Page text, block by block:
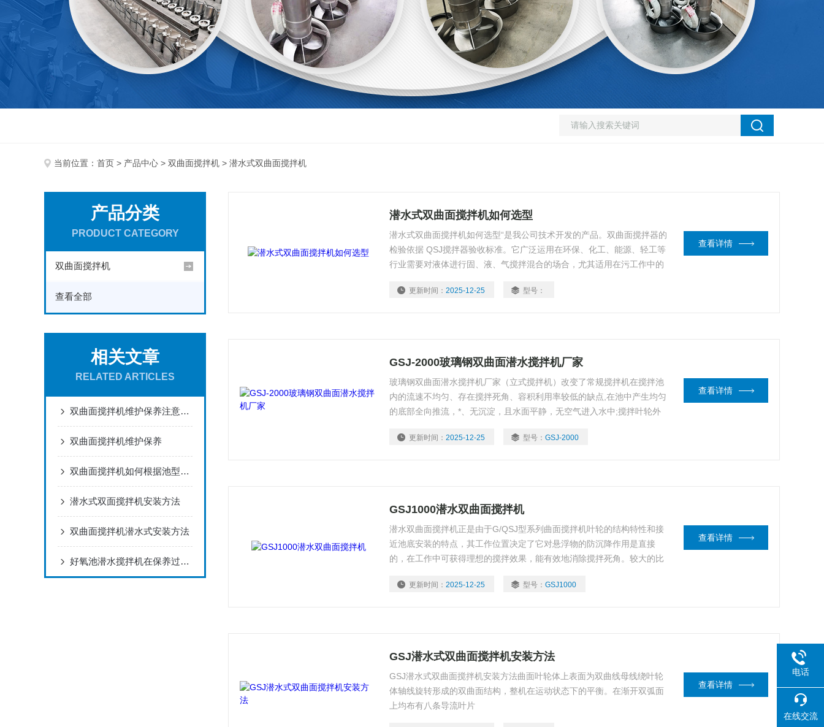
当前位置： 首页 > 产品中心 > 双曲面搅拌机 > 潜水式双曲面搅拌机
产品分类
PRODUCT CATEGORY
双曲面搅拌机
查看全部
相关文章
RELATED ARTICLES
双曲面搅拌机维护保养注意事项
双曲面搅拌机维护保养
双曲面搅拌机如何根据池型选型
潜水式双面搅拌机安装方法
双曲面搅拌机潜水式安装方法
好氧池潜水搅拌机在保养过程中我们应该注意哪几点
潜水式双曲面搅拌机如何选型
潜水式双曲面搅拌机如何选型“是我公司技术开发的产品。双曲面搅拌器的
检验依据 QSJ搅拌器验收标准。它广泛运用在环保、化工、能源、轻工等
行业需要对液体进行固、液、气搅拌混合的场合，尤其适用在污工作中的
更新时间：2025-12-25 型号：
查看详情
GSJ-2000玻璃钢双曲面潜水搅拌机厂家
玻璃钢双曲面潜水搅拌机厂家（立式搅拌机）改变了常规搅拌机在搅拌池
内的流速不均匀、存在搅拌死角、容积利用率较低的缺点,在池中产生均匀
的底部全向推流，*、无沉淀，且水面平静，无空气进入水中;搅拌叶轮外
也不会产生纤维缠绕，
更新时间：2025-12-25 型号：GSJ-2000
查看详情
GSJ1000潜水双曲面搅拌机
潜水双曲面搅拌机正是由于G/QSJ型系列曲面搅拌机叶轮的结构特性和接
近池底安装的特点，其工作位置决定了它对悬浮物的防沉降作用是直接
的，在工作中可获得理想的搅拌效果，能有效地消除搅拌死角。较大的比
更新时间：2025-12-25 型号：GSJ1000
查看详情
GSJ潜水式双曲面搅拌机安装方法
GSJ潜水式双曲面搅拌机安装方法曲面叶轮体上表面为双曲线母线绕叶轮
体轴线旋转形成的双曲面结构，整机在运动状态下的平衡。在渐开双弧面
上均布有八条导流叶片
查看详情
电话
在线交流